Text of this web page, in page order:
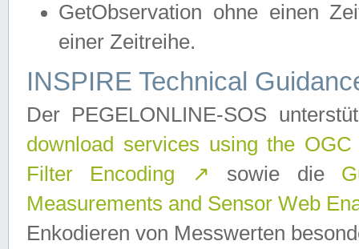
GetObservation ohne einen
einer Zeitreihe.
INSPIRE Technical
Der PEGELONLINE-SOS
download services using the
Filter Encoding
↗ sowie die
Measurements and Sensor Web
Enkodieren von Messwerten